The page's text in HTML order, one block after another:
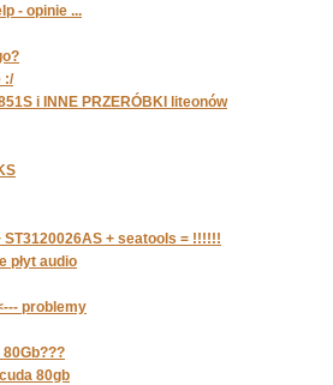
- opinie ...
:/
i INNE PRZERÓBKI liteonów
+ seatools = !!!!!!
płyt audio
problemy
80gb